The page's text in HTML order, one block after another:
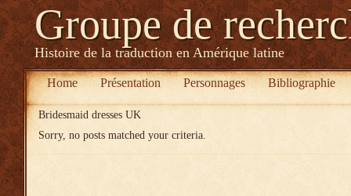
Groupe de
Histoire de la traduction en Amérique latine
Home Présentation Personnages Bibliographie
Bridesmaid dresses UK
Sorry, no posts matched your criteria.